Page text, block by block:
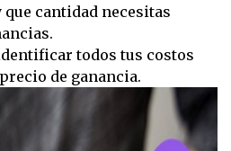
cantidad necesitas
todos tus costos
de ganancia.